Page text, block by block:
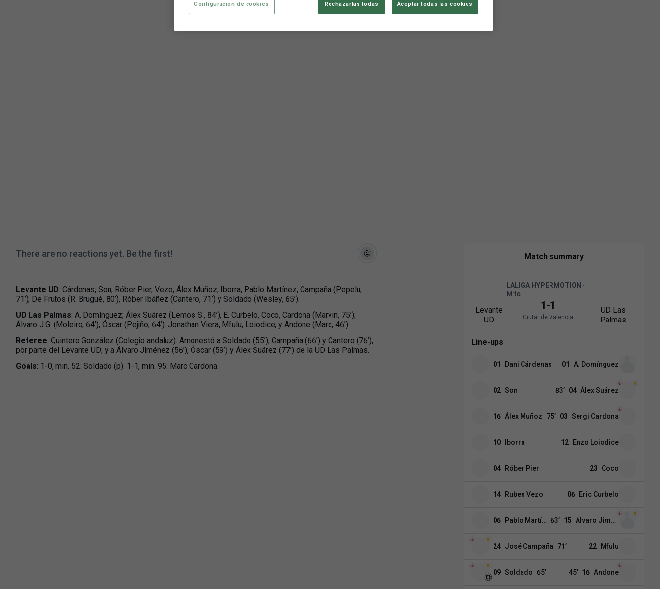
There are no reactions yet. Be the first!
Levante UD: Cárdenas; Son, Róber Pier, Vezo, Álex Muñoz; Iborra, Pablo Martínez, Campaña (Pepelu,
71’); De Frutos (R. Brugué, 80’), Róber Ibáñez (Cantero, 71’) y Soldado (Wesley, 65’).
UD Las Palmas: A. Domínguez; Álex Suárez (Lemos S., 84’), E. Curbelo, Coco, Cardona (Marvin, 75’);
Álvaro J.G. (Moleiro, 64’), Óscar (Pejiño, 64’), Jonathan Viera, Mfulu, Loiodice; y Andone (Marc, 46’).
Referee: Quintero González (Colegio andaluz). Amonestó a Soldado (55’), Campaña (66’) y Cantero (76’),
por parte del Levante UD; y a Álvaro Jiménez (56’), Óscar (59’) y Álex Suárez (77’) de la UD Las Palmas.
Goals: 1-0, min. 52: Soldado (p). 1-1, min. 95: Marc Cardona.
Match summary
Levante
UD
LALIGA HYPERMOTION ·
M16
1-1
Ciutat de Valencia
UD Las
Palmas
Line-ups
01 Dani Cárdenas 01 A. Domínguez
02 Son 04 Álex Suárez
83’
16 Álex Muñoz 03 Sergi Cardona
75’
10 Iborra 12 Enzo Loiodice
04 Róber Pier 23 Coco
14 Ruben Vezo 06 Eric Curbelo
06 Pablo Martínez 15 Álvaro Jiménez
63’
24 José Campaña 71’ 22 Mfulu
09 Soldado 65’ 16 Andone
45’
Rechazarlas todas Aceptar todas las cookies
Configuración de cookies